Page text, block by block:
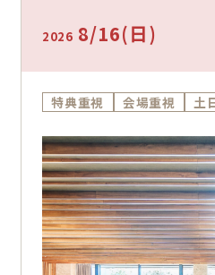
提案します。
2026 8/16(日)
特典重視 会場重視 土